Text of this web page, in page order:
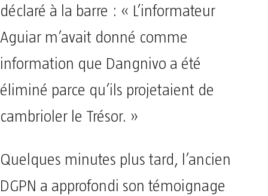
déclaré à la barre : « L’informateur
Aguiar m’avait donné comme
information que Dangnivo a été
éliminé parce qu’ils projetaient de
cambrioler le Trésor. »
​Quelques minutes plus tard, l’ancien
DGPN a approfondi son témoignage